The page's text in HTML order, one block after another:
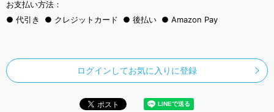
お支払い方法：
代引き
クレジットカード 後払い Amazon Pay
ログインしてお気に入りに登録